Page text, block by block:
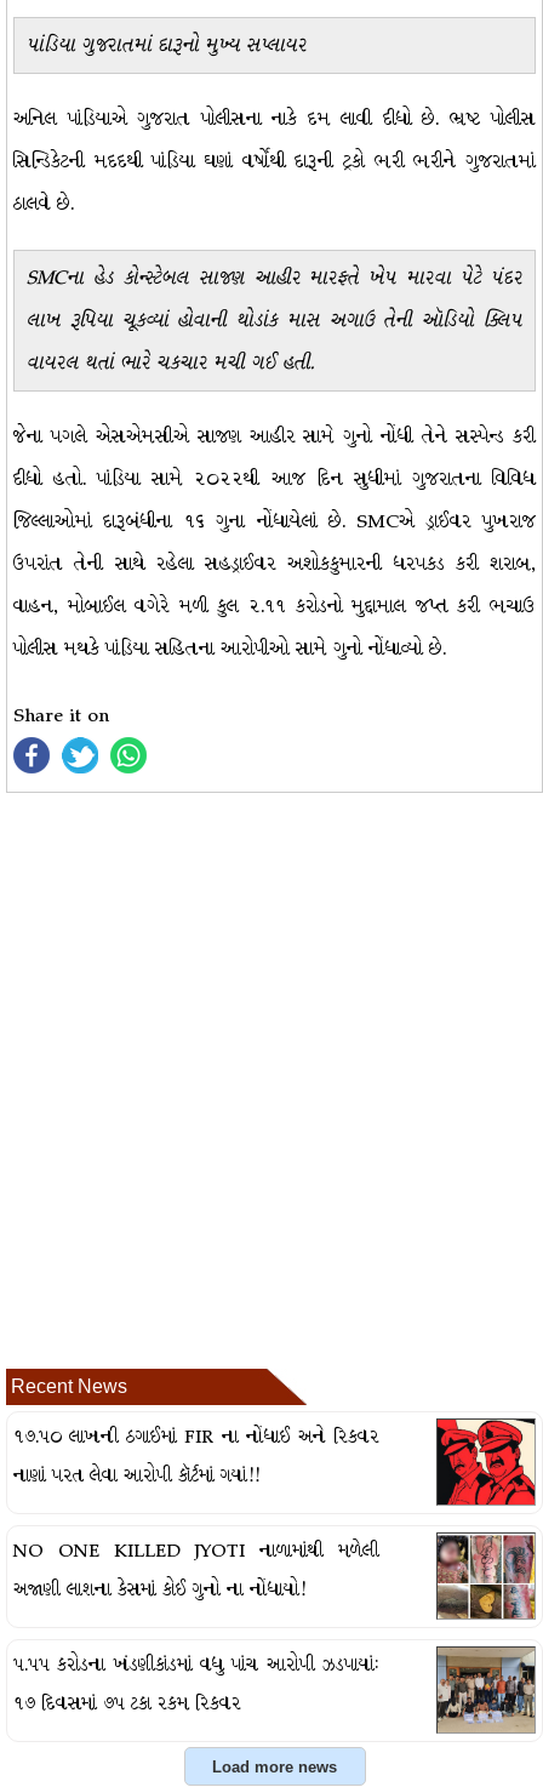
પાંડિયા ગુજરાતમાં દારૂનો મુખ્ય સપ્લાયર
અનિલ પાંડિયાએ ગુજરાત પોલીસના નાકે દમ લાવી દીધો છે. ભ્રષ્ટ પોલીસ
સિન્ડિકેટની મદદથી પાંડિયા ઘણાં વર્ષોથી દારૂની ટ્રકો ભરી ભરીને ગુજરાતમાં
ઠાલવે છે.
SMCના હેડ કોન્સ્ટેબલ સાજણ આહીર મારફતે ખેપ મારવા પેટે પંદર
લાખ રૂપિયા ચૂકવ્યાં હોવાની થોડાંક માસ અગાઉ તેની ઑડિયો ક્લિપ
વાયરલ થતાં ભારે ચકચાર મચી ગઈ હતી.
જેના પગલે એસએમસીએ સાજણ આહીર સામે ગુનો નોંધી તેને સસ્પેન્ડ કરી
દીધો હતો. પાંડિયા સામે ૨૦૨૨થી આજ દિન સુધીમાં ગુજરાતના વિવિધ
જિલ્લાઓમાં દારૂબંધીના ૧૬ ગુના નોંધાયેલાં છે. SMCએ ડ્રાઈવર પુખરાજ
ઉપરાંત તેની સાથે રહેલા સહડ્રાઈવર અશોકકુમારની ધરપકડ કરી શરાબ,
વાહન, મોબાઈલ વગેરે મળી કુલ ૨.૧૧ કરોડનો મુદ્દામાલ જપ્ત કરી ભચાઉ
પોલીસ મથકે પાંડિયા સહિતના આરોપીઓ સામે ગુનો નોંધાવ્યો છે.
Share it on
Recent News
૧૭.૫૦ લાખની ઠગાઈમાં FIR ના નોંધાઈ અને રિકવર
નાણાં પરત લેવા આરોપી કૉર્ટમાં ગયાં!!
NO ONE KILLED JYOTI નાળામાંથી મળેલી
અજાણી લાશના કેસમાં કોઈ ગુનો ના નોંધાયો!
૫.૫૫ કરોડના ખંડણીકાંડમાં વધુ પાંચ આરોપી ઝડપાયાં:
૧૭ દિવસમાં ૭૫ ટકા રકમ રિકવર